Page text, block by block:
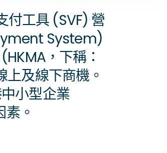
付工具 (SVF) 營
System)
，下稱：
及線下商機。
小型企業
。